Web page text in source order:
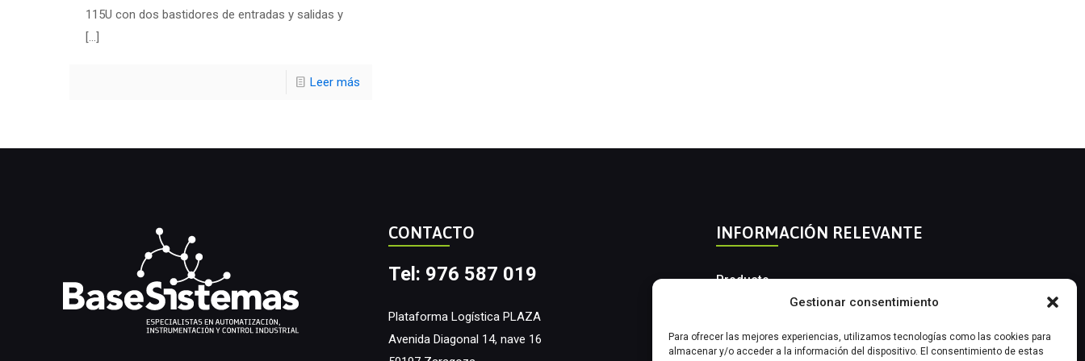
Gestionar consentimiento
Para ofrecer las mejores experiencias, utilizamos tecnologías como las cookies para
almacenar y/o acceder a la información del dispositivo. El consentimiento de estas
115U con dos bastidores de entradas y salidas y
[…]
Leer más
CONTACTO
Tel: 976 587 019
Plataforma Logística PLAZA
Avenida Diagonal 14, nave 16
INFORMACIÓN RELEVANTE
Producto
Instrumentación Industrial